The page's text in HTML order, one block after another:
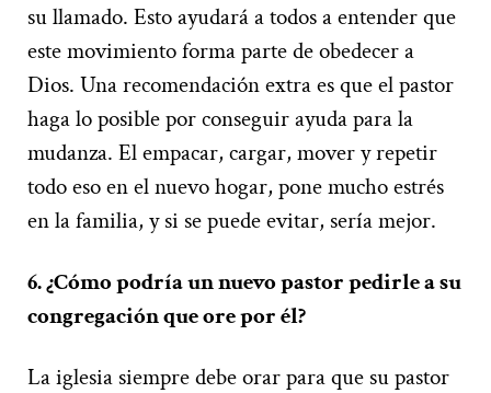
su llamado. Esto ayudará a todos a entender que
este movimiento forma parte de obedecer a
Dios. Una recomendación extra es que el pastor
haga lo posible por conseguir ayuda para la
mudanza. El empacar, cargar, mover y repetir
todo eso en el nuevo hogar, pone mucho estrés
en la familia, y si se puede evitar, sería mejor.
6. ¿Cómo podría un nuevo pastor pedirle a su
congregación que ore por él?
La iglesia siempre debe orar para que su pastor